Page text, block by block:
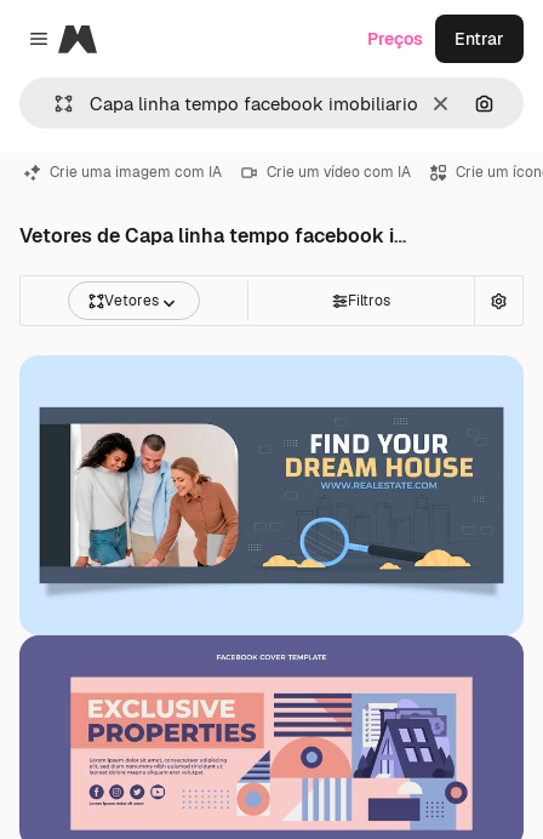
Close menu
Magnific
Limpar
Preços Entrar
Crie uma imagem com IA Crie um vídeo com IA Crie um
Vetores de Capa linha tempo facebook imobiliario
Vetores Filtros